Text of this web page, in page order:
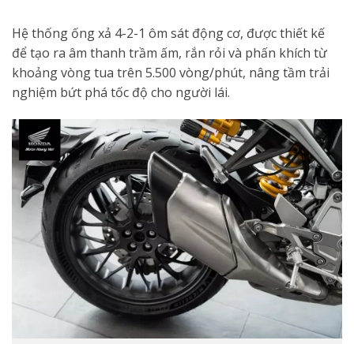
Hệ thống ống xả 4-2-1 ôm sát động cơ, được thiết kế
để tạo ra âm thanh trầm ấm, rắn rỏi và phấn khích từ
khoảng vòng tua trên 5.500 vòng/phút, nâng tầm trải
nghiệm bứt phá tốc độ cho người lái.